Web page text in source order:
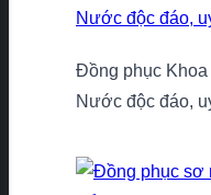
Đồng phục Khoa
Nước độc đáo,